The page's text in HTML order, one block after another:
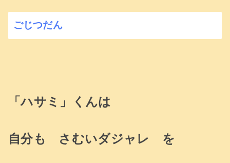
ごじつだん
「ハサミ」くんは
自分も さむいダジャレ を